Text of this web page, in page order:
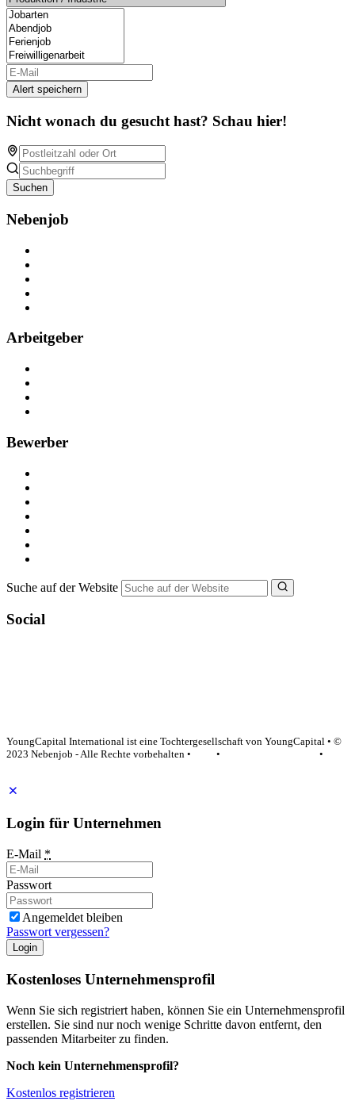
Alert speichern
Nicht wonach du gesucht hast? Schau hier!
Suchen
Nebenjob
Arbeitgeber
Bewerber
Suche auf der Website
Social
YoungCapital International ist eine Tochtergesellschaft von YoungCapital • ©
2023 Nebenjob - Alle Rechte vorbehalten •
•
•
Login für Unternehmen
E-Mail *
Passwort
Angemeldet bleiben
Passwort vergessen?
Login
Kostenloses Unternehmensprofil
Wenn Sie sich registriert haben, können Sie ein Unternehmensprofil
erstellen. Sie sind nur noch wenige Schritte davon entfernt, den
passenden Mitarbeiter zu finden.
Noch kein Unternehmensprofil?
Kostenlos registrieren